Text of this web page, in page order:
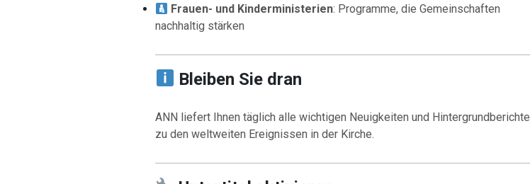
Frauen- und Kinderministerien: Programme, die Gemeinschaften
nachhaltig stärken
Bleiben Sie dran
ANN liefert Ihnen täglich alle wichtigen Neuigkeiten und Hintergrundberichte
zu den weltweiten Ereignissen in der Kirche.